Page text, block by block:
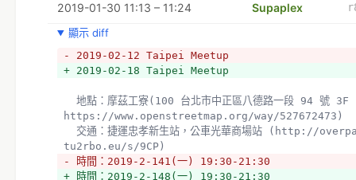
2019-01-30 11:13 – 11:24 Supaplex
顯示 diff
- 2019-02-12 Taipei Meetup
+ 2019-02-18 Taipei Meetup
https://www.openstreetmap.org/way/527672473)
tu2rbo.eu/s/9CP)
- 時間：2019-2-141(一) 19:30-21:30
+ 時間：2019-2-148(一) 19:30-21:30